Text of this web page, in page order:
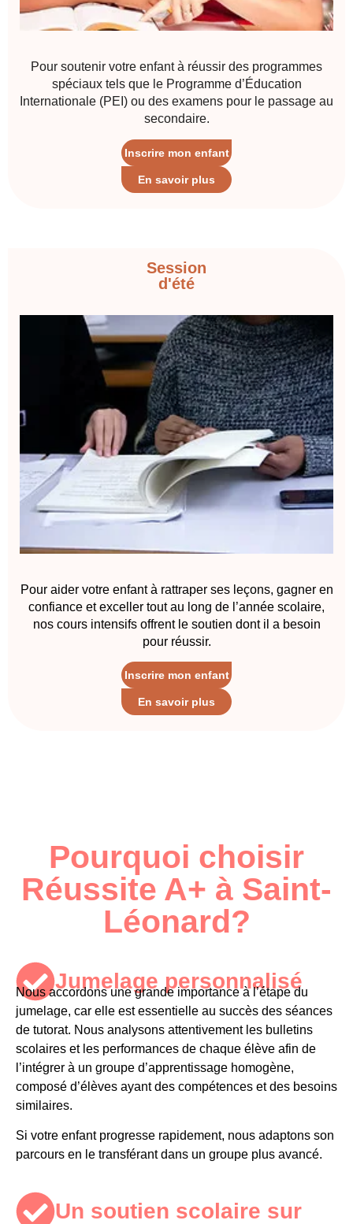
Pour soutenir votre enfant à réussir des programmes
spéciaux tels que le Programme d’Éducation
Internationale (PEI) ou des examens pour le passage au
secondaire.
Inscrire mon enfant
En savoir plus
Session
d'été
Pour aider votre enfant à rattraper ses leçons, gagner en
confiance et exceller tout au long de l’année scolaire,
nos cours intensifs offrent le soutien dont il a besoin
pour réussir.
Inscrire mon enfant
En savoir plus
Pourquoi choisir
Réussite A+ à Saint-
Léonard?
Jumelage personnalisé​
Nous accordons une grande importance à l’étape du
jumelage, car elle est essentielle au succès des séances
de tutorat. Nous analysons attentivement les bulletins
scolaires et les performances de chaque élève afin de
l’intégrer à un groupe d’apprentissage homogène,
composé d’élèves ayant des compétences et des besoins
similaires.
Si votre enfant progresse rapidement, nous adaptons son
parcours en le transférant dans un groupe plus avancé.
Un soutien scolaire sur